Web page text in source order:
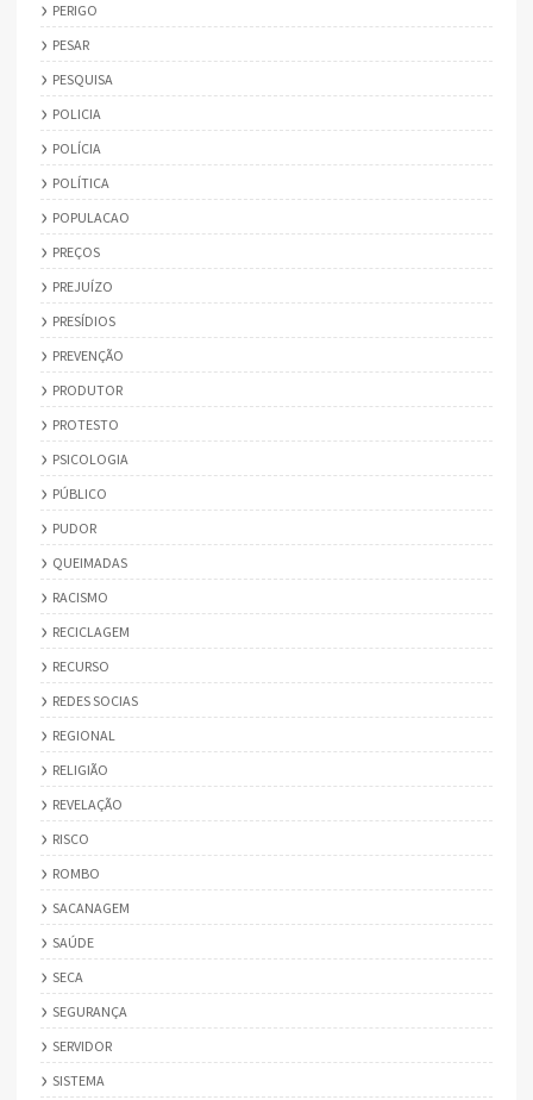
PERIGO
PESAR
PESQUISA
POLICIA
POLÍCIA
POLÍTICA
POPULACAO
PREÇOS
PREJUÍZO
PRESÍDIOS
PREVENÇÃO
PRODUTOR
PROTESTO
PSICOLOGIA
PÚBLICO
PUDOR
QUEIMADAS
RACISMO
RECICLAGEM
RECURSO
REDES SOCIAS
REGIONAL
RELIGIÃO
REVELAÇÃO
RISCO
ROMBO
SACANAGEM
SAÚDE
SECA
SEGURANÇA
SERVIDOR
SISTEMA